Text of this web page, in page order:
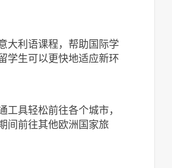
大利语课程，帮助国际学
学生可以更快地适应新环
具轻松前往各个城市，
间前往其他欧洲国家旅